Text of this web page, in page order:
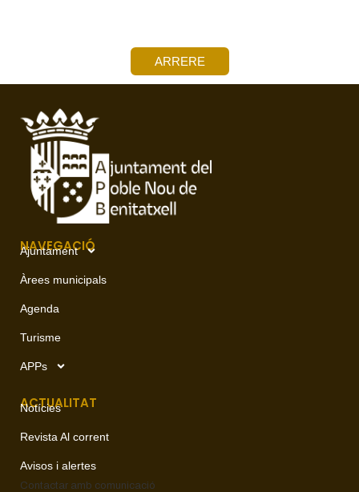
ARRERE
NAVEGACIÓ
Ajuntament
Àrees municipals
Agenda
Turisme
APPs
ACTUALITAT
Notícies
Revista Al corrent
Avisos i alertes
Contactar amb comunicació